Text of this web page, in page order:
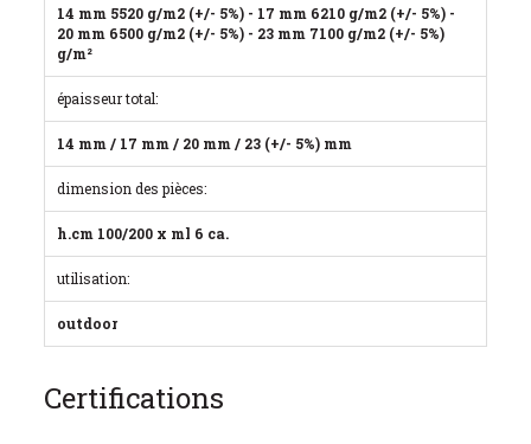
14 mm 5520 g/m2 (+/- 5%) - 17 mm 6210 g/m2 (+/- 5%) -
20 mm 6500 g/m2 (+/- 5%) - 23 mm 7100 g/m2 (+/- 5%)
g/m²
épaisseur total:
14 mm / 17 mm / 20 mm / 23 (+/- 5%) mm
dimension des pièces:
h.cm 100/200 x ml 6 ca.
utilisation:
outdoor
Certifications